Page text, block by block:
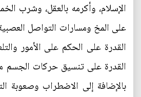
الإسلام، وأكرمه بالعقل، وشرب
على المخ ومسارات التواصل
القدرة على الحكم على الأمور
القدرة على تنسيق حركات الجسم
بالإضافة إلى الاضطراب وصعوبة